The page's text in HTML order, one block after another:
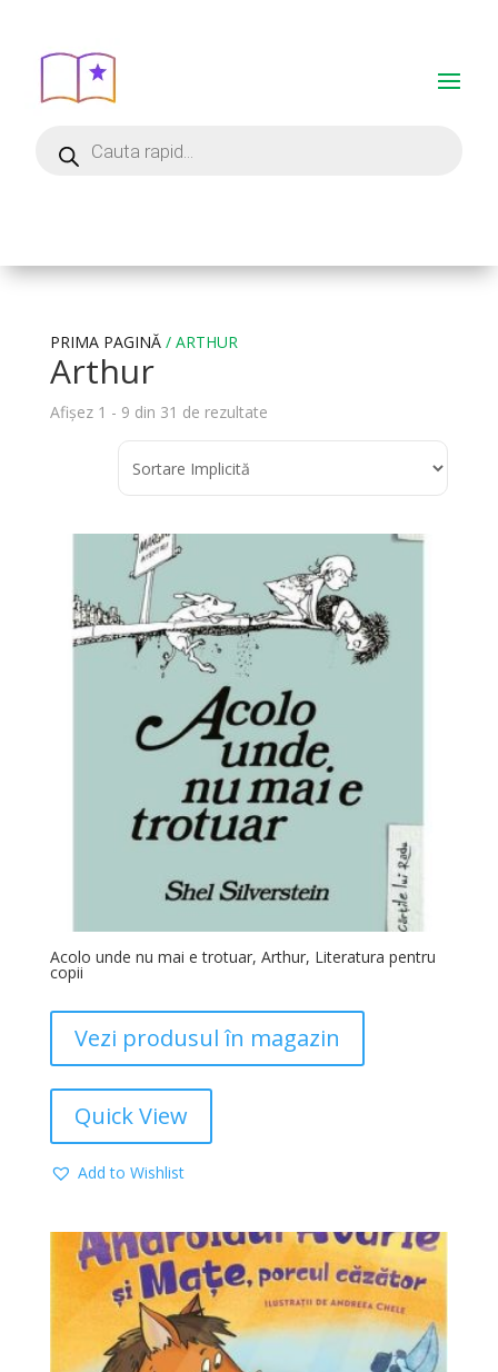
PRIMA PAGINĂ/ ARTHUR
Arthur
Afișez 1 - 9 din 31 de rezultate
Acolo unde nu mai e trotuar, Arthur, Literatura pentru
copii
Vezi produsul în magazin
Quick View
Add to Wishlist